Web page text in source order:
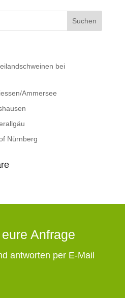
bei
Ammersee
Nürnberg
Anfrage
antworten per E-Mail